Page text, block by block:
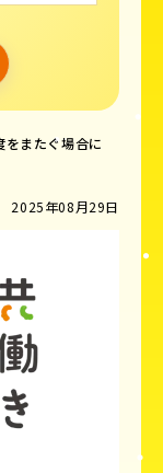
またぐ場合に
2025年08月29日